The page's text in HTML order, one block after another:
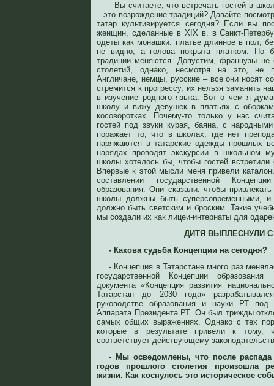
- Вы считаете, что встречать гостей в
– это возрождение традиций? Давайте
татар культивируется сегодня? Если вы
женщин, сделанные в XIX в. в Санкт-
одеты как монашки: платье длинное в пол,
не видно, а голова покрыта платком. По
традиции меняются. Допустим, французы
столетий, однако, несмотря на это, не
Англичане, немцы, русские – все они носят
стремится к прогрессу, их нельзя заманить
в изучение родного языка. Вот о чем я
школу и вижу девушек в платьях с
косоворотках. Почему-то только у нас
гостей под звуки курая, баяна, с
поражает то, что в школах, где нет
наряжаются в татарские одежды прошлых
нарядах проводят экскурсии в школьном
школы хотелось бы, чтобы гостей
Впервые к этой мысли меня привели
составлении государственной
образования. Они сказали: чтобы
школы должны быть суперсовременными, и
должно быть светским и броским. Такие
мы создали их как лицеи-интернаты для
ДИТЯ ВЫПЛЕСНУЛИ
- Какова судьба Концепции на сегодня?
- Концепция в Татарстане много раз
государственной Концепции
документа «Концепция развития
Татарстан до 2030 года»
руководстве образования и науки РТ под
Аппарата Президента РТ. Он был трижды
самых общих выражениях. Однако с тех
которые в результате привели к тому,
соответствует действующему
- Мы осведомлены, что после
годов прошлого столетия произошла
жизни. Как коснулось это историческое